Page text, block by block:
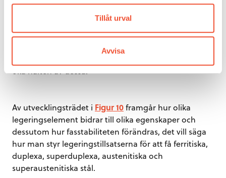
Tillåt urval
Avvisa
egenskaperna framgår av tabellen. Det finns dock ett
stort antal bivillkor som måste vara uppfyllda, vilket
innebär att man inte kan maximera en egenskap
öka halten av dessa.
Av utvecklingsträdet i Figur 10framgår hur olika
legeringselement bidrar till olika egenskaper och
dessutom hur fasstabiliteten förändras, det vill säga
hur man styr legeringstillsatserna för att få ferritiska,
duplexa, superduplexa, austenitiska och
superaustenitiska stål.